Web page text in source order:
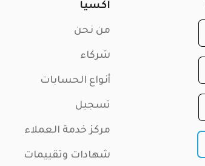
أكسيا
من نحن
شركاء
أنواع الحسابات
تسجيل
مركز خدمة العملاء
شهادات وتقييمات